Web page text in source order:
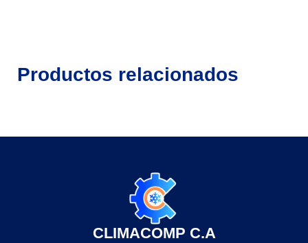
Productos relacionados
CLIMACOMP C.A